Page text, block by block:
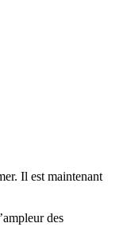
Il est maintenant
des